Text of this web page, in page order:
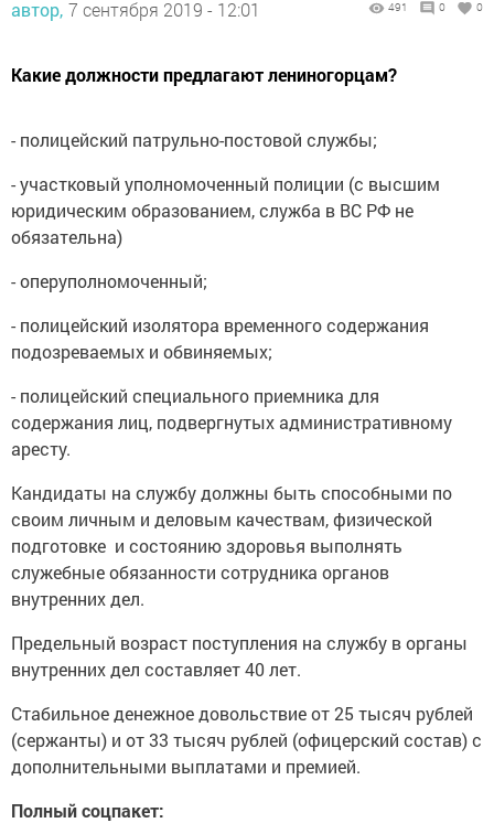
автор, 7 сентября 2019 - 12:01 491 0 0
Какие должности предлагают лениногорцам?
- полицейский патрульно-постовой службы;
- участковый уполномоченный полиции (с высшим
юридическим образованием, служба в ВС РФ не
обязательна)
- оперуполномоченный;
- полицейский изолятора временного содержания
подозреваемых и обвиняемых;
- полицейский специального приемника для
содержания лиц, подвергнутых административному
аресту.
Кандидаты на службу должны быть способными по
своим личным и деловым качествам, физической
подготовке и состоянию здоровья выполнять
служебные обязанности сотрудника органов
внутренних дел.
Предельный возраст поступления на службу в органы
внутренних дел составляет 40 лет.
Стабильное денежное довольствие от 25 тысяч рублей
(сержанты) и от 33 тысяч рублей (офицерский состав) с
дополнительными выплатами и премией.
Полный соцпакет: